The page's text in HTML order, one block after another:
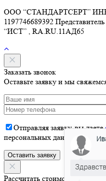
ООО “СТАНДАРТСЕРТ” ИНН
1197746689392
“ИСТ” , RA.RU.11АД65
Заказать звонок
Оставьте заявку и мы
Отправляя заявку, вы даете
персональных данных
Рассчитать стоимость